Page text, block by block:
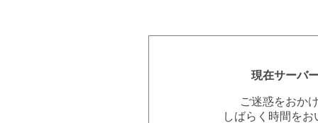
現在サーバ
ご迷惑をおか
しばらく時間を